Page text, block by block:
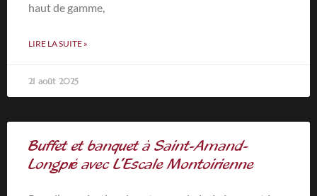
haut de gamme,
LIRE LA SUITE »
21 août 2025
Buffet et banquet à Saint-Amand-
Longpré avec L’Escale Montoirienne